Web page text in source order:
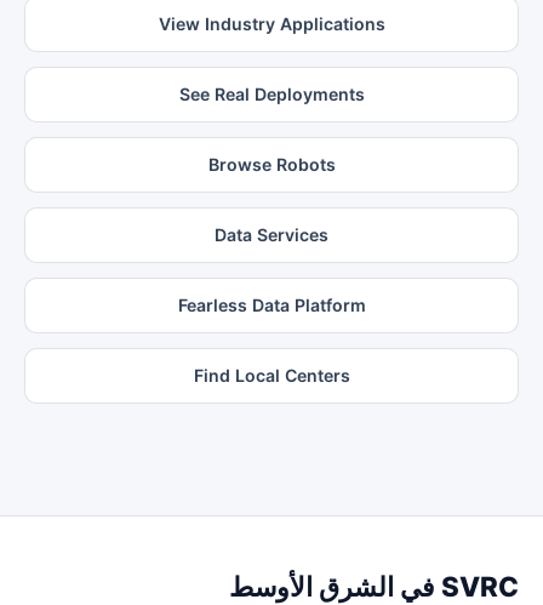
View Industry Applications
See Real Deployments
Browse Robots
Data Services
Fearless Data Platform
Find Local Centers
SVRC في الشرق الأوسط